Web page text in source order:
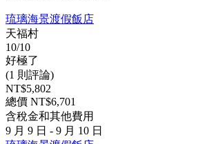
琉璃海景渡假飯店
天福村
10/10
好極了
(1 則評論)
NT$5,802
總價 NT$6,701
含稅金和其他費用
9 月 9 日 - 9 月 10 日